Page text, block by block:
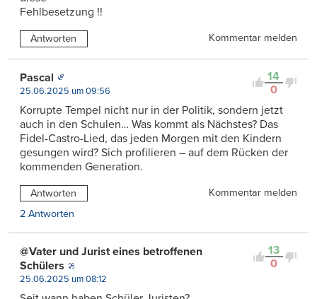
Fehlbesetzung !!
Antworten Kommentar melden
14
0
Pascal
25.06.2025 um 09:56
Korrupte Tempel nicht nur in der Politik, sondern jetzt
auch in den Schulen… Was kommt als Nächstes? Das
Fidel-Castro-Lied, das jeden Morgen mit den Kindern
gesungen wird? Sich profilieren – auf dem Rücken der
kommenden Generation.
Antworten
Kommentar melden
2 Antworten
13
0
@Vater und Jurist eines betroffenen
Schülers
25.06.2025 um 08:12